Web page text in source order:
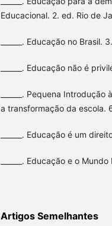
Educacional. 2. ed. Rio de
______. Educação no
______. Educação não é
______. Pequena
a transformação da escola.
______. Educação é um
______. Educação e o
Artigos Semelhantes